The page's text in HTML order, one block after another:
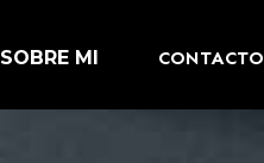
SOBRE MI CONTACTO